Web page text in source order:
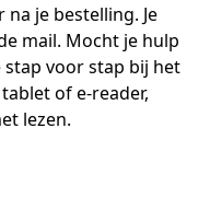
je bestelling. Je
mail. Mocht je hulp
voor stap bij het
of e-reader,
lezen.